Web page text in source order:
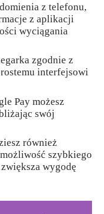
z telefonu,
z aplikacji
wyciągania
zgodnie z
interfejsowi
Pay możesz
swój
również
szybkiego
wygodę